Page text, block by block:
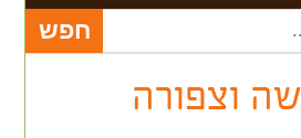
וצפורה